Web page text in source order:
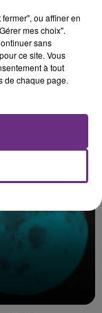
DRAGONS
ou affiner en
mes choix".
sans
ce site. Vous
à tout
de chaque page.